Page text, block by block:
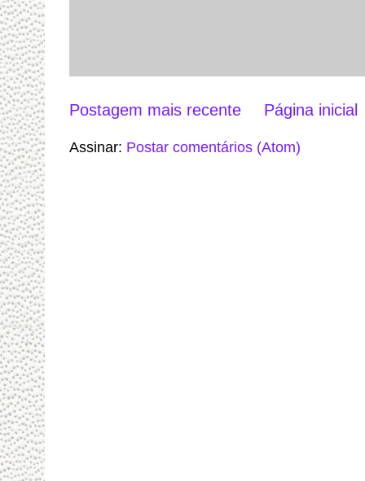
Postagem mais recente Página inicial
Assinar: Postar comentários (Atom)